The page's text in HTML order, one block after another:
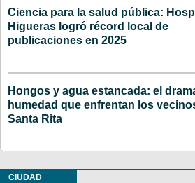
Ciencia para la salud pública:
Higueras logró récord local de
publicaciones en 2025
Hongos y agua estancada: el
humedad que enfrentan los
Santa Rita
CIUDAD